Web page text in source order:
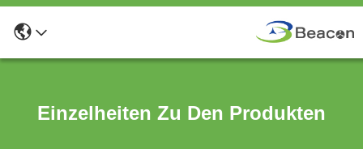
Einzelheiten Zu Den Produkten